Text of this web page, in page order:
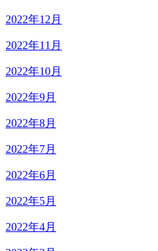
2022年12月
2022年11月
2022年10月
2022年9月
2022年8月
2022年7月
2022年6月
2022年5月
2022年4月